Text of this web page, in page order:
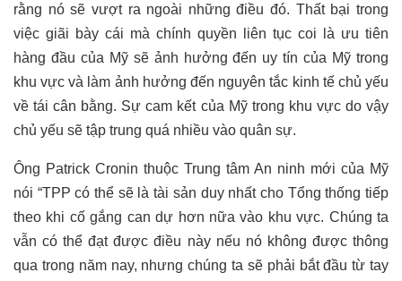
rằng nó sẽ vượt ra ngoài những điều đó. Thất bại trong
việc giãi bày cái mà chính quyền liên tục coi là ưu tiên
hàng đầu của Mỹ sẽ ảnh hưởng đến uy tín của Mỹ trong
khu vực và làm ảnh hưởng đến nguyên tắc kinh tế chủ yếu
về tái cân bằng. Sự cam kết của Mỹ trong khu vực do vậy
chủ yếu sẽ tập trung quá nhiều vào quân sự.
Ông Patrick Cronin thuộc Trung tâm An ninh mới của Mỹ
nói “TPP có thể sẽ là tài sản duy nhất cho Tổng thống tiếp
theo khi cố gắng can dự hơn nữa vào khu vực. Chúng ta
vẫn có thể đạt được điều này nếu nó không được thông
qua trong năm nay, nhưng chúng ta sẽ phải bắt đầu từ tay